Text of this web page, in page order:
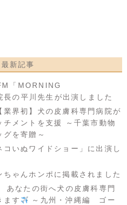
最新記事
「MORNING
の平川先生が出演しました
業界初】犬の皮膚科専門病院が
チメントを支援 ～千葉市動物
を寄贈～
コいぬワイドショー」に出演し
ちゃんホンポに掲載されました
あなたの街へ犬の皮膚科専門
ます
～九州・沖縄編 ゴー